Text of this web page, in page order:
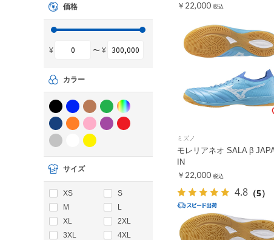
価格
¥ 〜 ¥
カラー
サイズ
XS
S
M
L
XL
2XL
3XL
4XL
￥22,000 税込
ミズノ
モレリアネオ SALA β
IN
￥22,000 税込
4.8 （5）